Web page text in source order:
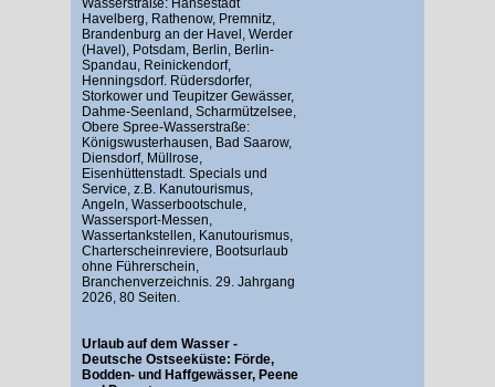
Havelberg, Rathenow, Premnitz,
Brandenburg an der Havel, Werder
(Havel), Potsdam, Berlin, Berlin-
Spandau, Reinickendorf,
Henningsdorf. Rüdersdorfer,
Storkower und Teupitzer Gewässer,
Dahme-Seenland, Scharmützelsee,
Obere Spree-Wasserstraße:
Königswusterhausen, Bad Saarow,
Diensdorf, Müllrose,
Eisenhüttenstadt. Specials und
Service, z.B. Kanutourismus,
Angeln, Wasserbootschule,
Wassersport-Messen,
Wassertankstellen, Kanutourismus,
Charterscheinreviere, Bootsurlaub
ohne Führerschein,
Branchenverzeichnis. 29. Jahrgang
2026, 80 Seiten.
Urlaub auf dem Wasser -
Deutsche Ostseeküste: Förde,
Bodden- und Haffgewässer, Peene